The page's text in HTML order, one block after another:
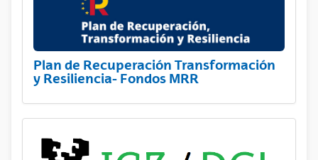
Plan de Recuperación Transformación
y Resiliencia- Fondos MRR